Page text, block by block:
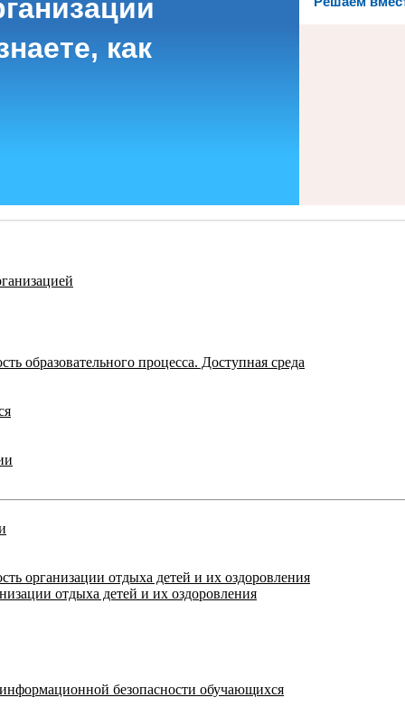
как
образовательного процесса. Доступная среда
организации отдыха детей и их оздоровления
отдыха детей и их оздоровления
безопасности обучающихся